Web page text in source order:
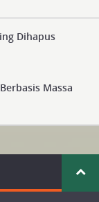
Dihapus
Massa